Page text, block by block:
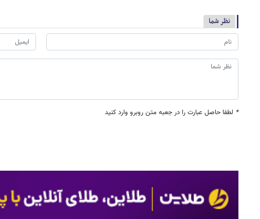
نظر شما
* لطفا حاصل عبارت را در جعبه متن روبرو وارد کنید